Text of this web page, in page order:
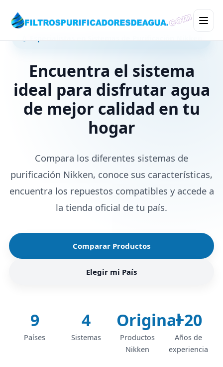
💧 Especialistas en Sistemas de Purificación Nikken
Encuentra el sistema
ideal para disfrutar agua
de mejor calidad en tu
hogar
Compara los diferentes sistemas de
purificación Nikken, conoce sus características,
encuentra los repuestos compatibles y accede a
la tienda oficial de tu país.
Comparar Productos
Elegir mi País
9
Países
4
Sistemas
Original
Productos
Nikken
+20
Años de
experiencia